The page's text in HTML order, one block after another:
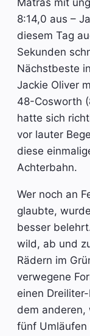
Matras mit
8:14,0 aus –
diesem Tag
Sekunden
Nächstbeste
Jackie Oliver
48-Cosworth
hatte sich
vor lauter
diese
Achterbahn.
Wer noch an
glaubte,
besser
wild, ab und
Rädern im
verwegene
einen
dem anderen,
fünf